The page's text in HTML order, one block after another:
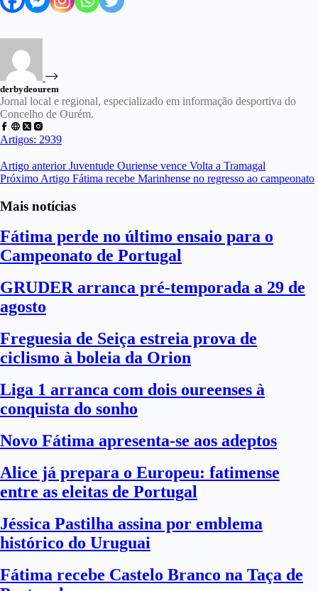
derbydeourem
Jornal local e regional, especializado em informação desportiva do
Concelho de Ourém.
Artigos: 2939
Artigo anteriorJuventude Ouriense vence Volta a Tramagal
Próximo Artigo Fátima recebe Marinhense no regresso ao campeonato
Mais notícias
Fátima perde no último ensaio para o
Campeonato de Portugal
GRUDER arranca pré-temporada a 29 de
agosto
Freguesia de Seiça estreia prova de
ciclismo à boleia da Orion
Liga 1 arranca com dois oureenses à
conquista do sonho
Novo Fátima apresenta-se aos adeptos
Alice já prepara o Europeu: fatimense
entre as eleitas de Portugal
Jéssica Pastilha assina por emblema
histórico do Uruguai
Fátima recebe Castelo Branco na Taça de